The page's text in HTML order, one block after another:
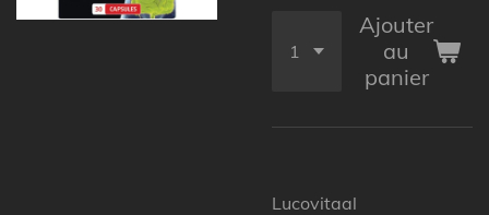
Ajouter
au
panier
Lucovitaal